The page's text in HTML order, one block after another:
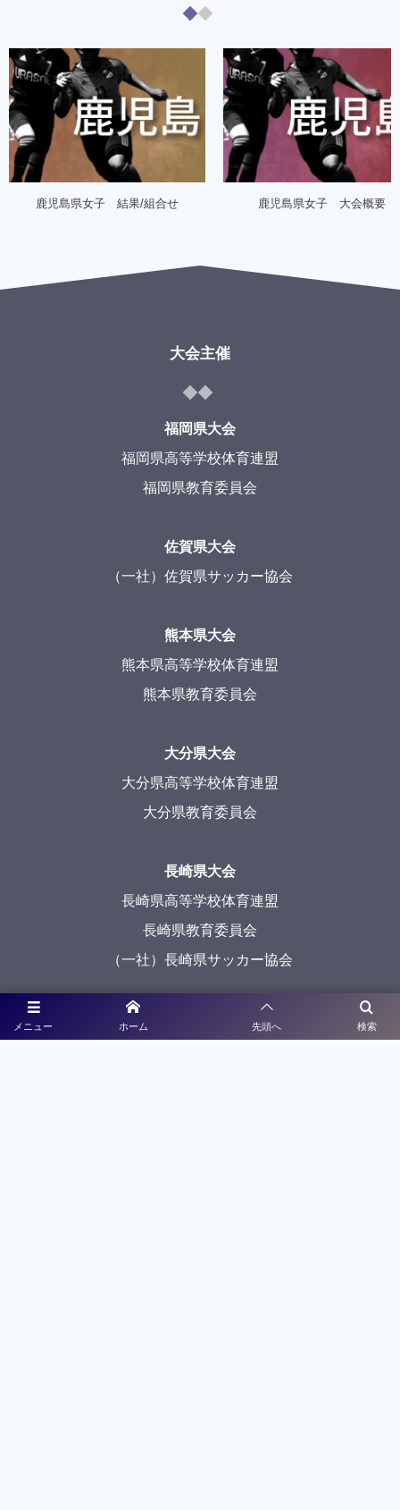
鹿児島県女子 結果/組合せ 鹿児島県女子 大会概要
メニュー 検索
ホーム 先頭へ
大会主催
福岡県大会
福岡県高等学校体育連盟
福岡県教育委員会
佐賀県大会
（一社）佐賀県サッカー協会
熊本県大会
熊本県高等学校体育連盟
熊本県教育委員会
大分県大会
大分県高等学校体育連盟
大分県教育委員会
長崎県大会
長崎県高等学校体育連盟
長崎県教育委員会
（一社）長崎県サッカー協会